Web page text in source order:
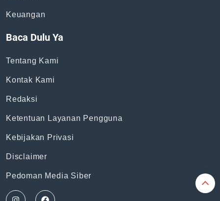
Keuangan
Baca Dulu Ya
Tentang Kami
Kontak Kami
Redaksi
Ketentuan Layanan Pengguna
Kebijakan Privasi
Disclaimer
Pedoman Media Siber